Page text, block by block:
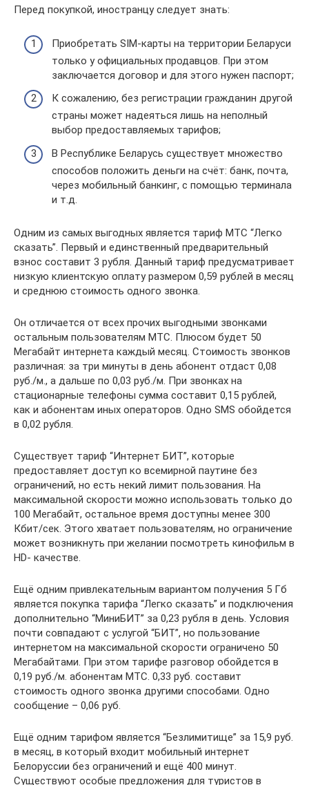
Перед покупкой, иностранцу следует знать:
Приобретать SIM-карты на территории Беларуси
только у официальных продавцов. При этом
заключается договор и для этого нужен паспорт;
К сожалению, без регистрации гражданин другой
страны может надеяться лишь на неполный
выбор предоставляемых тарифов;
В Республике Беларусь существует множество
способов положить деньги на счёт: банк, почта,
через мобильный банкинг, с помощью терминала
и т.д.
Одним из самых выгодных является тариф МТС “Легко
сказать”. Первый и единственный предварительный
взнос составит 3 рубля. Данный тариф предусматривает
низкую клиентскую оплату размером 0,59 рублей в месяц
и среднюю стоимость одного звонка.
Он отличается от всех прочих выгодными звонками
остальным пользователям МТС. Плюсом будет 50
Мегабайт интернета каждый месяц. Стоимость звонков
различная: за три минуты в день абонент отдаст 0,08
руб./м., а дальше по 0,03 руб./м. При звонках на
стационарные телефоны сумма составит 0,15 рублей,
как и абонентам иных операторов. Одно SMS обойдется
в 0,02 рубля.
Существует тариф “Интернет БИТ”, которые
предоставляет доступ ко всемирной паутине без
ограничений, но есть некий лимит пользования. На
максимальной скорости можно использовать только до
100 Мегабайт, остальное время доступны менее 300
Кбит/сек. Этого хватает пользователям, но ограничение
может возникнуть при желании посмотреть кинофильм в
HD- качестве.
Ещё одним привлекательным вариантом получения 5 Гб
является покупка тарифа “Легко сказать” и подключения
дополнительно “МиниБИТ” за 0,23 рубля в день. Условия
почти совпадают с услугой “БИТ”, но пользование
интернетом на максимальной скорости ограничено 50
Мегабайтами. При этом тарифе разговор обойдется в
0,19 руб./м. абонентам МТС. 0,33 руб. составит
стоимость одного звонка другими способами. Одно
сообщение – 0,06 руб.
Ещё одним тарифом является “Безлимитище” за 15,9 руб.
в месяц, в который входит мобильный интернет
Белоруссии без ограничений и ещё 400 минут.
Существуют особые предложения для туристов в